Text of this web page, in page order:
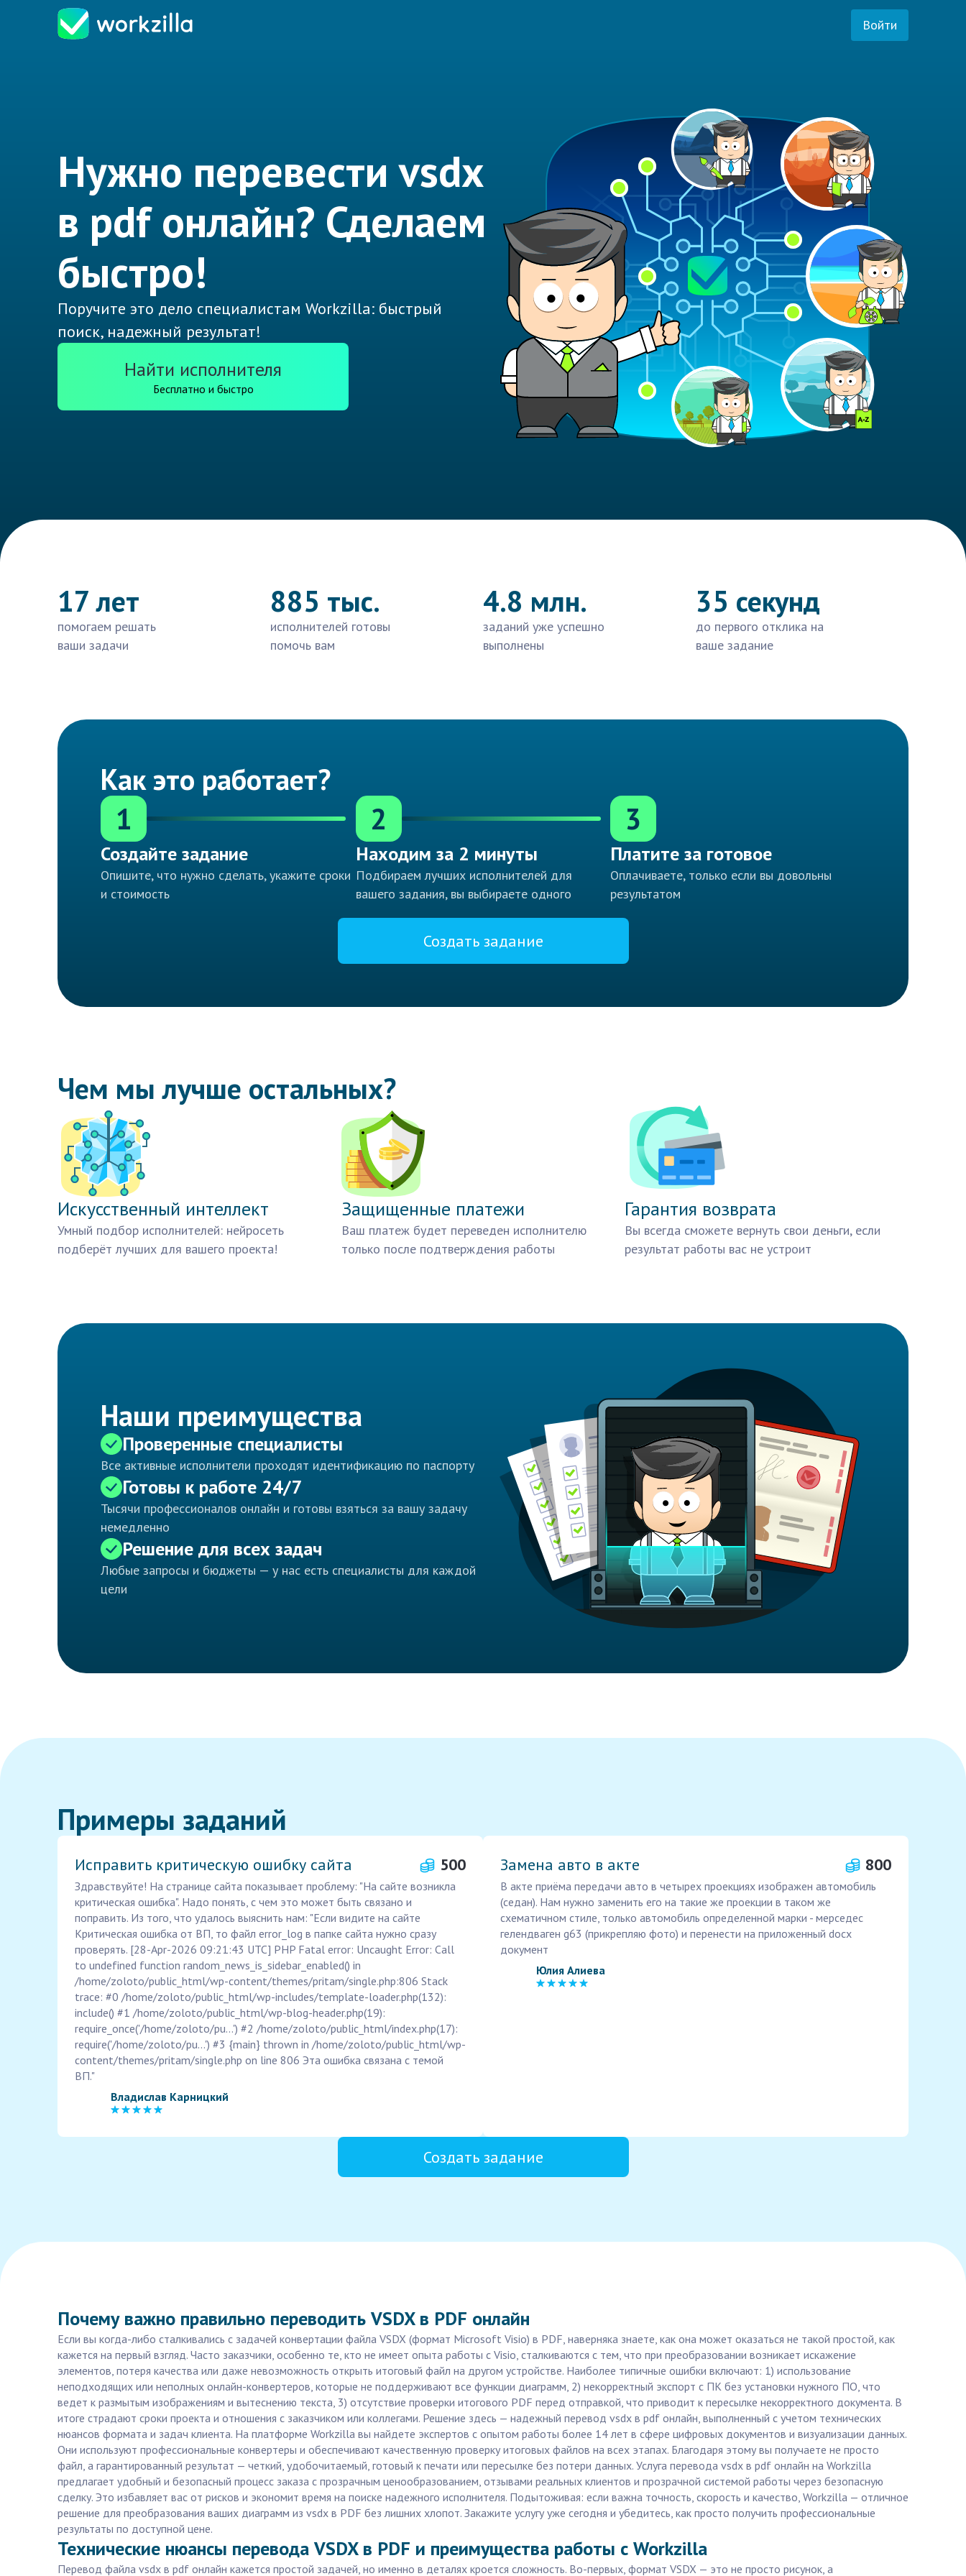
Войти
Нужно перевести vsdx
в pdf онлайн? Сделаем
быстро!
Поручите это дело специалистам Workzilla: быстрый
поиск, надежный результат!
Найти исполнителя
Бесплатно и быстро
17 лет
помогаем решать
ваши задачи
885 тыс.
исполнителей готовы
помочь вам
4.8 млн.
заданий уже успешно
выполнены
35 секунд
до первого отклика на
ваше задание
Как это работает?
1
Создайте задание
Опишите, что нужно сделать, укажите сроки
и стоимость
2
Находим за 2 минуты
Подбираем лучших исполнителей для
вашего задания, вы выбираете одного
3
Платите за готовое
Оплачиваете, только если вы довольны
результатом
Создать задание
Чем мы лучше остальных?
Искусственный интеллект
Умный подбор исполнителей: нейросеть
подберёт лучших для вашего проекта!
Защищенные платежи
Ваш платеж будет переведен исполнителю
только после подтверждения работы
Гарантия возврата
Вы всегда сможете вернуть свои деньги, если
результат работы вас не устроит
Наши преимущества
Проверенные специалисты
Все активные исполнители проходят идентификацию по паспорту
Готовы к работе 24/7
Тысячи профессионалов онлайн и готовы взяться за вашу задачу
немедленно
Решение для всех задач
Любые запросы и бюджеты — у нас есть специалисты для каждой
цели
Примеры заданий
Исправить критическую ошибку сайта 500
Здравствуйте! На странице сайта показывает проблему: "На сайте возникла
критическая ошибка". Надо понять, с чем это может быть связано и
поправить. Из того, что удалось выяснить нам: "Если видите на сайте
Критическая ошибка от ВП, то файл error_log в папке сайта нужно сразу
проверять. [28-Apr-2026 09:21:43 UTC] PHP Fatal error: Uncaught Error: Call
to undefined function random_news_is_sidebar_enabled() in
/home/zoloto/public_html/wp-content/themes/pritam/single.php:806 Stack
trace: #0 /home/zoloto/public_html/wp-includes/template-loader.php(132):
include() #1 /home/zoloto/public_html/wp-blog-header.php(19):
require_once('/home/zoloto/pu...') #2 /home/zoloto/public_html/index.php(17):
require('/home/zoloto/pu...') #3 {main} thrown in /home/zoloto/public_html/wp-
content/themes/pritam/single.php on line 806 Эта ошибка связана с темой
ВП."
Владислав Карницкий
Замена авто в акте 800
В акте приёма передачи авто в четырех проекциях изображен автомобиль
(седан). Нам нужно заменить его на такие же проекции в таком же
схематичном стиле, только автомобиль определенной марки - мерседес
гелендваген g63 (прикрепляю фото) и перенести на приложенный docx
документ
Юлия Алиева
Создать задание
Почему важно правильно переводить VSDX в PDF онлайн
Если вы когда-либо сталкивались с задачей конвертации файла VSDX (формат Microsoft Visio) в PDF, наверняка знаете, как она может оказаться не такой простой, как
кажется на первый взгляд. Часто заказчики, особенно те, кто не имеет опыта работы с Visio, сталкиваются с тем, что при преобразовании возникает искажение
элементов, потеря качества или даже невозможность открыть итоговый файл на другом устройстве. Наиболее типичные ошибки включают: 1) использование
неподходящих или неполных онлайн-конвертеров, которые не поддерживают все функции диаграмм, 2) некорректный экспорт с ПК без установки нужного ПО, что
ведет к размытым изображениям и вытеснению текста, 3) отсутствие проверки итогового PDF перед отправкой, что приводит к пересылке некорректного документа. В
итоге страдают сроки проекта и отношения с заказчиком или коллегами. Решение здесь — надежный перевод vsdx в pdf онлайн, выполненный с учетом технических
нюансов формата и задач клиента. На платформе Workzilla вы найдете экспертов с опытом работы более 14 лет в сфере цифровых документов и визуализации данных.
Они используют профессиональные конвертеры и обеспечивают качественную проверку итоговых файлов на всех этапах. Благодаря этому вы получаете не просто
файл, а гарантированный результат — четкий, удобочитаемый, готовый к печати или пересылке без потери данных. Услуга перевода vsdx в pdf онлайн на Workzilla
предлагает удобный и безопасный процесс заказа с прозрачным ценообразованием, отзывами реальных клиентов и прозрачной системой работы через безопасную
сделку. Это избавляет вас от рисков и экономит время на поиске надежного исполнителя. Подытоживая: если важна точность, скорость и качество, Workzilla — отличное
решение для преобразования ваших диаграмм из vsdx в PDF без лишних хлопот. Закажите услугу уже сегодня и убедитесь, как просто получить профессиональные
результаты по доступной цене.
Технические нюансы перевода VSDX в PDF и преимущества работы с Workzilla
Перевод файла vsdx в pdf онлайн кажется простой задачей, но именно в деталях кроется сложность. Во-первых, формат VSDX — это не просто рисунок, а